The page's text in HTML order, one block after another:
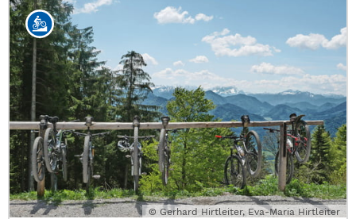
© Gerhard Hirtleiter, Eva-Maria Hirtleiter